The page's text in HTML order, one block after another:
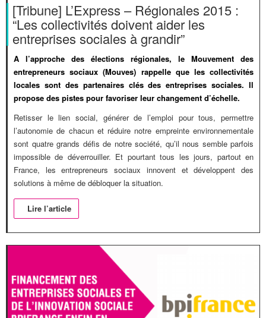
[Tribune] L’Express – Régionales 2015 :
“Les collectivités doivent aider les
entreprises sociales à grandir”
A l’approche des élections régionales, le Mouvement des
entrepreneurs sociaux (Mouves) rappelle que les collectivités
locales sont des partenaires clés des entreprises sociales. Il
propose des pistes pour favoriser leur changement d’échelle.
Retisser le lien social, générer de l’emploi pour tous, permettre
l’autonomie de chacun et réduire notre empreinte environnementale
sont quatre grands défis de notre société, qu’il nous semble parfois
impossible de déverrouiller. Et pourtant tous les jours, partout en
France, les entrepreneurs sociaux innovent et développent des
solutions à même de débloquer la situation.
Lire l’article